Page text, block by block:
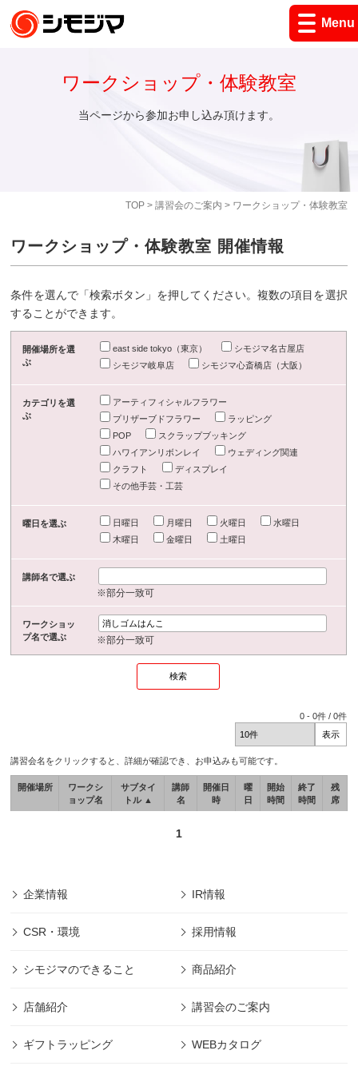
Menu
TOP> 講習会のご案内 > ワークショップ・体験教室
ワークショップ・体験教室
当ページから参加お申し込み頂けます。
ワークショップ・体験教室 開催情報
条件を選んで「検索ボタン」を押してください。複数の項目を選択
することができます。
開催場所を選
ぶ
east side tokyo（東京）
シモジマ名古屋店
シモジマ岐阜店
シモジマ心斎橋店（大阪）
カテゴリを選
ぶ
アーティフィシャルフラワー
プリザーブドフラワー
ラッピング
POP
スクラップブッキング
ハワイアンリボンレイ
ウェディング関連
クラフト
ディスプレイ
その他手芸・工芸
曜日を選ぶ 日曜日 月曜日 火曜日
水曜日
木曜日
金曜日 土曜日
講師名で選ぶ
※部分一致可
ワークショッ
プ名で選ぶ
※部分一致可
0 -0件 /0件
講習会名をクリックすると、詳細が確認でき、お申込みも可能です。
開催場所
ワークシ
ョップ名
サブタイ
トル ▲
講師
名
開催日
時
曜
日
開始
時間
終了
時間
残
席
1
企業情報 IR情報
CSR・環境 採用情報
シモジマのできること 商品紹介
店舗紹介 講習会のご案内
ギフトラッピング WEBカタログ